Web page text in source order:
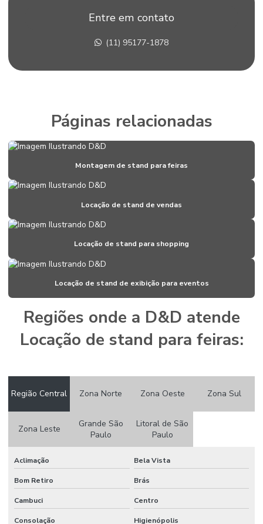
Corte router cnc acrílico
Corte router em pvc
Corte router em xps
Criação de stand para feiras
Criação de stands para feiras
Dispenser para álcool em gel com pedal
Display para álcool gel
Empresa de corte com router cnc
Empresas de montagem de stands
Empresas de stands
Empresas de stands em sp
Estandes para feiras e eventos
Fabricante de peças com router cnc
Gravação com router cnc
Entre em contato
(11) 95177-1878
Páginas relacionadas
Montagem de stand para feiras
Locação de stand de vendas
Locação de stand para shopping
Locação de stand de exibição para eventos
Regiões onde a D&D atende
Locação de stand para feiras:
Região Central Zona Norte Zona Oeste Zona Sul
Zona Leste
Grande São
Paulo
Litoral de São
Paulo
Aclimação Bela Vista
Bom Retiro Brás
Cambuci Centro
Consolação Higienópolis